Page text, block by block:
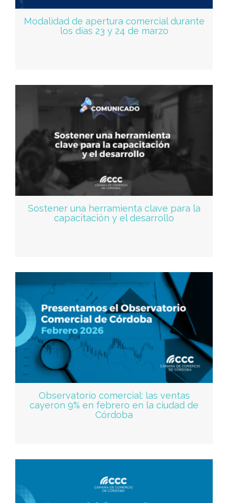
Modalidad de apertura comercial durante
los días 23 y 24 de marzo
Sostener una herramienta clave para la
capacitación y el desarrollo
Observatorio comercial: las ventas
cayeron 9% en febrero en la ciudad de
Córdoba